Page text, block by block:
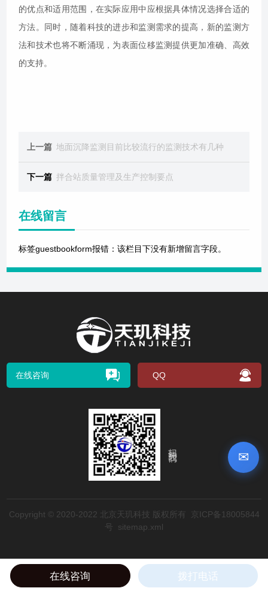
✉
的优点和适用范围，在实际应用中应根据具体情况选择合适的
方法。同时，随着科技的进步和监测需求的提高，新的监测方
法和技术也将不断涌现，为表面位移监测提供更加准确、高效
的支持。
上一篇 地面沉降监测目前比较流行的监测技术有几种
下一篇 拌合站质量管理及生产控制要点
在线留言
标签guestbookform报错：该栏目下没有新增留言字段。
在线咨询 QQ
Copyright © 2020-2022 北京天玑科技 版权所有
京ICP备18005844
号
sitemap.xml
在线咨询 拨打电话